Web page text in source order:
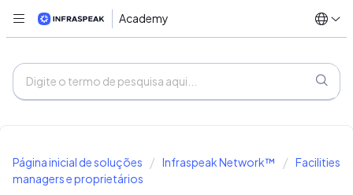
Academy
Página inicial de soluções Infraspeak Network™
Facilities
managers e proprietários